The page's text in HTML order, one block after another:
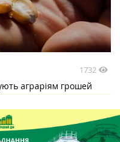
1732
аграріям грошей